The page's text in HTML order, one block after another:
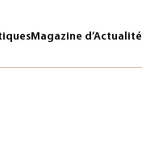
Magazine d’Actualité